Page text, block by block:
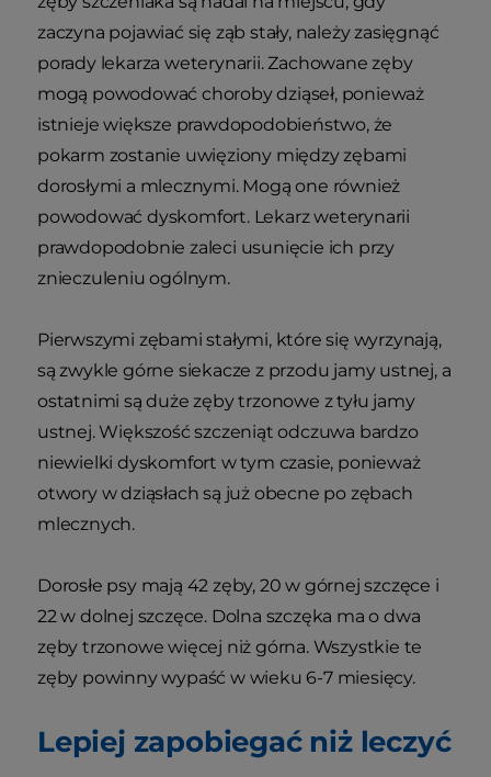
zaczyna pojawiać się ząb stały, należy zasięgnąć
porady lekarza weterynarii. Zachowane zęby
mogą powodować choroby dziąseł, ponieważ
istnieje większe prawdopodobieństwo, że
pokarm zostanie uwięziony między zębami
dorosłymi a mlecznymi. Mogą one również
powodować dyskomfort. Lekarz weterynarii
prawdopodobnie zaleci usunięcie ich przy
znieczuleniu ogólnym.
Pierwszymi zębami stałymi, które się wyrzynają,
są zwykle górne siekacze z przodu jamy ustnej, a
ostatnimi są duże zęby trzonowe z tyłu jamy
ustnej. Większość szczeniąt odczuwa bardzo
niewielki dyskomfort w tym czasie, ponieważ
otwory w dziąsłach są już obecne po zębach
mlecznych.
Dorosłe psy mają 42 zęby, 20 w górnej szczęce i
22 w dolnej szczęce. Dolna szczęka ma o dwa
zęby trzonowe więcej niż górna. Wszystkie te
zęby powinny wypaść w wieku 6-7 miesięcy.
Lepiej zapobiegać niż leczyć